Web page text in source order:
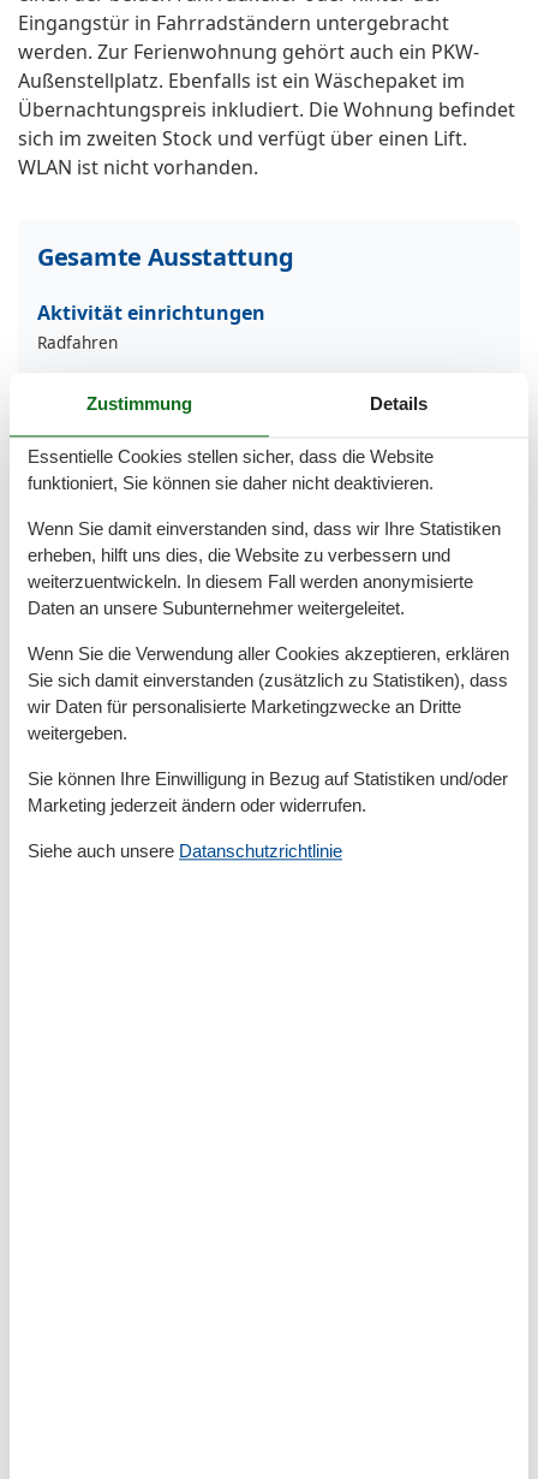
Eingangstür in Fahrradständern untergebracht
werden. Zur Ferienwohnung gehört auch ein PKW-
Außenstellplatz. Ebenfalls ist ein Wäschepaket im
Übernachtungspreis inkludiert. Die Wohnung befindet
sich im zweiten Stock und verfügt über einen Lift.
WLAN ist nicht vorhanden.
Gesamte Ausstattung
Aktivität einrichtungen
Radfahren
Entfernungen
Zum Bahnhof
Zum Bäcker
Zum Flughafen
Zum Freizeitpark
8 km
Zum Geldautomaten/Bank
2 km
Zum Golfplatz
Zum Krankenhaus/Klinik
6 km
Zum Restaurant
Zum Strand
100 m
Zum Supermarkt
1,5 km
Zum Wanderweg
100 m
Zum Zentrum
Grundeinrichtungen
Jahr renoviert
Zustimmung Details
Essentielle Cookies stellen sicher, dass die Website
funktioniert, Sie können sie daher nicht deaktivieren.
Wenn Sie damit einverstanden sind, dass wir Ihre Statistiken
erheben, hilft uns dies, die Website zu verbessern und
weiterzuentwickeln. In diesem Fall werden anonymisierte
Daten an unsere Subunternehmer weitergeleitet.
Wenn Sie die Verwendung aller Cookies akzeptieren, erklären
Sie sich damit einverstanden (zusätzlich zu Statistiken), dass
wir Daten für personalisierte Marketingzwecke an Dritte
weitergeben.
Sie können Ihre Einwilligung in Bezug auf Statistiken und/oder
Marketing jederzeit ändern oder widerrufen.
Siehe auch unsere Datanschutzrichtlinie